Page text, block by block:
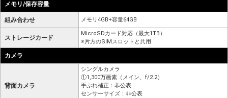
メモリ/保存容量
組み合わせ メモリ4GB+容量64GB
ストレージカード
MicroSDカード対応（最大1TB）
※片方のSIMスロットと共用
カメラ
背面カメラ
シングルカメラ
①1,300万画素（メイン、f/2.2）
手ぶれ補正：非公表
センサーサイズ：非公表